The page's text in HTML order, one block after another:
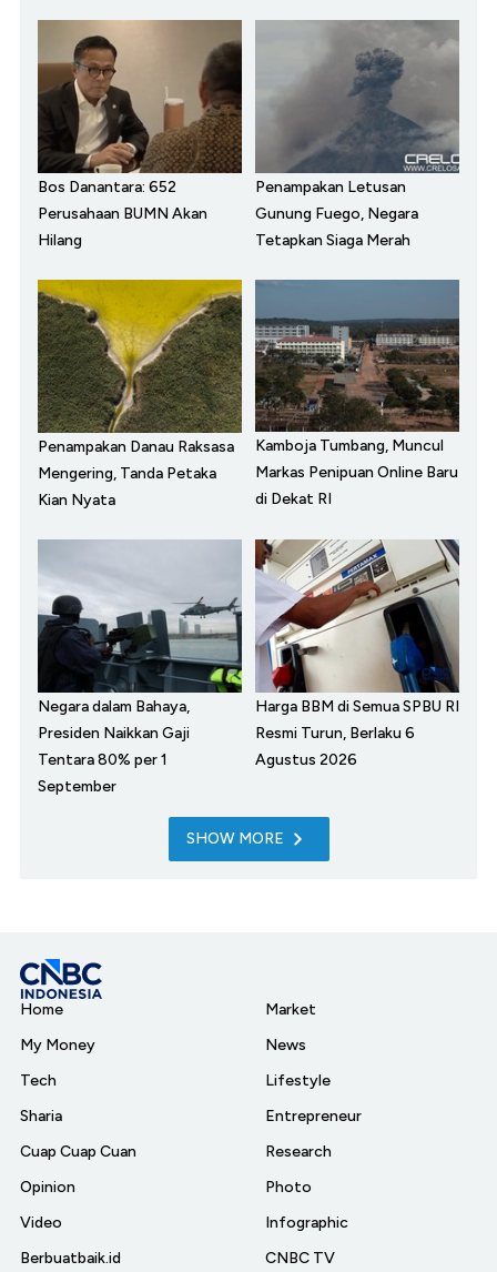
Bos Danantara: 652
Perusahaan BUMN Akan
Hilang
Penampakan Letusan
Gunung Fuego, Negara
Tetapkan Siaga Merah
Penampakan Danau Raksasa
Mengering, Tanda Petaka
Kian Nyata
Kamboja Tumbang, Muncul
Markas Penipuan Online Baru
di Dekat RI
Negara dalam Bahaya,
Presiden Naikkan Gaji
Tentara 80% per 1
September
Harga BBM di Semua SPBU RI
Resmi Turun, Berlaku 6
Agustus 2026
SHOW MORE
Home
My Money
Tech
Sharia
Cuap Cuap Cuan
Opinion
Video
Berbuatbaik.id
Market
News
Lifestyle
Entrepreneur
Research
Photo
Infographic
CNBC TV